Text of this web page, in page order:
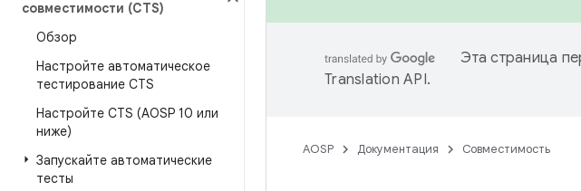
совместимости (CTS)
Обзор
Настройте автоматическое
тестирование CTS
Настройте CTS (AOSP 10 или
ниже)
Запускайте автоматические
тесты
Эта страница
Translation API.
AOSP Документация Совместимость